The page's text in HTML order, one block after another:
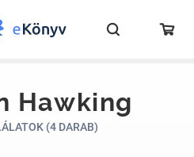
Hawking
(4 DARAB)